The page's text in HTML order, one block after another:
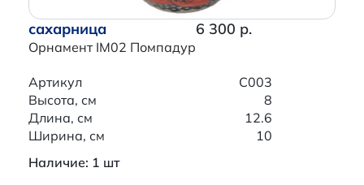
сахарница
Орнамент IM02 Помпадур
6 300 р.
Артикул
C003
Высота, см
8
Длина, см
12.6
Ширина, см
10
Наличие: 1 шт